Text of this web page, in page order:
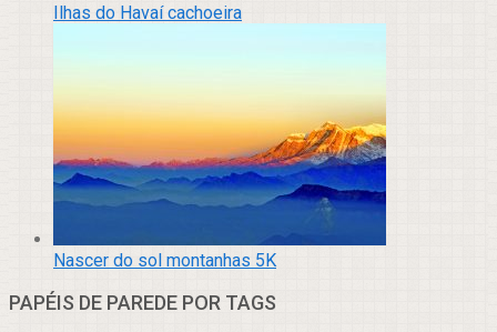
Ilhas do Havaí cachoeira
Nascer do sol montanhas 5K
PAPÉIS DE PAREDE POR TAGS